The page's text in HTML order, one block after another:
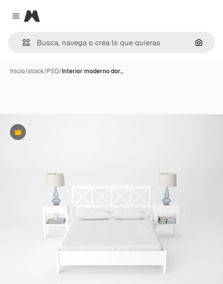
Close menu
Magnific
Inicio/stock/PSD/Interior moderno dor…
Premium